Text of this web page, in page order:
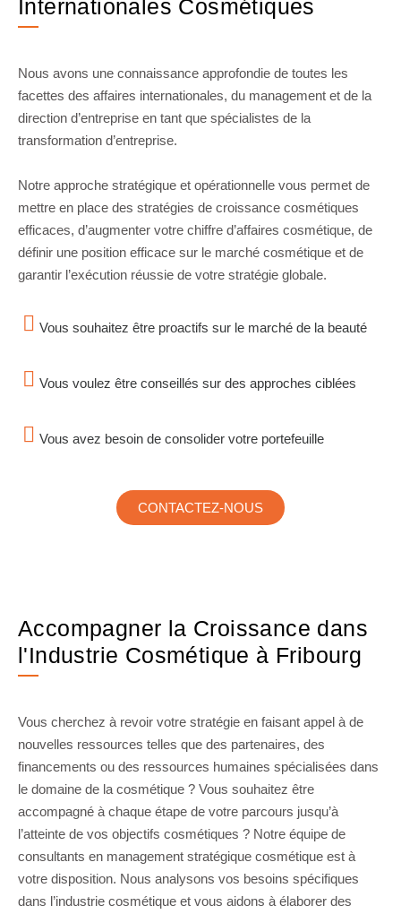
Internationales Cosmétiques
Nous avons une connaissance approfondie de toutes les
facettes des affaires internationales, du management et de la
direction d’entreprise en tant que spécialistes de la
transformation d’entreprise.
Notre approche stratégique et opérationnelle vous permet de
mettre en place des stratégies de croissance cosmétiques
efficaces, d’augmenter votre chiffre d’affaires cosmétique, de
définir une position efficace sur le marché cosmétique et de
garantir l’exécution réussie de votre stratégie globale.
Vous souhaitez être proactifs sur le marché de la beauté
Vous voulez être conseillés sur des approches ciblées
Vous avez besoin de consolider votre portefeuille
CONTACTEZ-NOUS
Accompagner la Croissance dans
l'Industrie Cosmétique à Fribourg
Vous cherchez à revoir votre stratégie en faisant appel à de
nouvelles ressources telles que des partenaires, des
financements ou des ressources humaines spécialisées dans
le domaine de la cosmétique ? Vous souhaitez être
accompagné à chaque étape de votre parcours jusqu’à
l’atteinte de vos objectifs cosmétiques ? Notre équipe de
consultants en management stratégique cosmétique est à
votre disposition. Nous analysons vos besoins spécifiques
dans l’industrie cosmétique et vous aidons à élaborer des